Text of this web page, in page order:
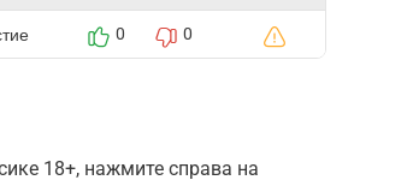
0 0
18+, нажмите справа на